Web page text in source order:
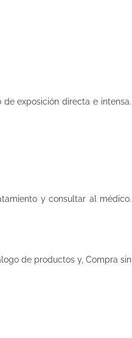
exposición directa e intensa.
y consultar al médico.
de productos y, Compra sin